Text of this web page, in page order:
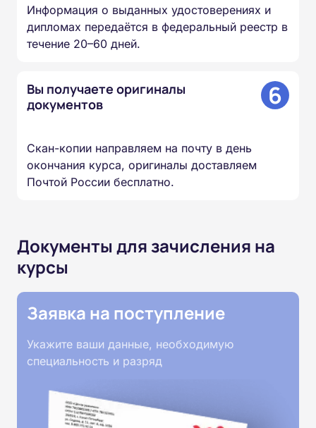
Информация о выданных удостоверениях и
дипломах передаётся в федеральный реестр в
течение 20–60 дней.
Вы получаете оригиналы
документов
6
Скан-копии направляем на почту в день
окончания курса, оригиналы доставляем
Почтой России бесплатно.
Документы для зачисления на
курсы
Заявка на поступление
Укажите ваши данные, необходимую
специальность и разряд